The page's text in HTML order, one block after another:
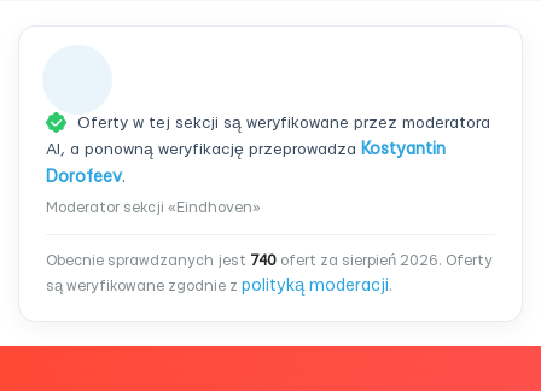
Oferty w tej sekcji są weryfikowane przez moderatora
AI, a ponowną weryfikację przeprowadza Kostyantin
Dorofeev.
Moderator sekcji «Eindhoven»
Obecnie sprawdzanych jest 740 ofert za sierpień 2026. Oferty
są weryfikowane zgodnie z polityką moderacji.